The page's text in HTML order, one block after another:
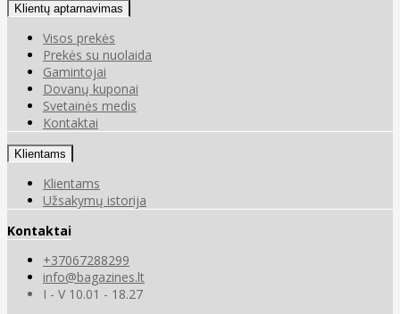
Klientų aptarnavimas
Visos prekės
Prekės su nuolaida
Gamintojai
Dovanų kuponai
Svetainės medis
Kontaktai
Klientams
Klientams
Užsakymų istorija
Kontaktai
+37067288299
info@bagazines.lt
I - V 10.01 - 18.27